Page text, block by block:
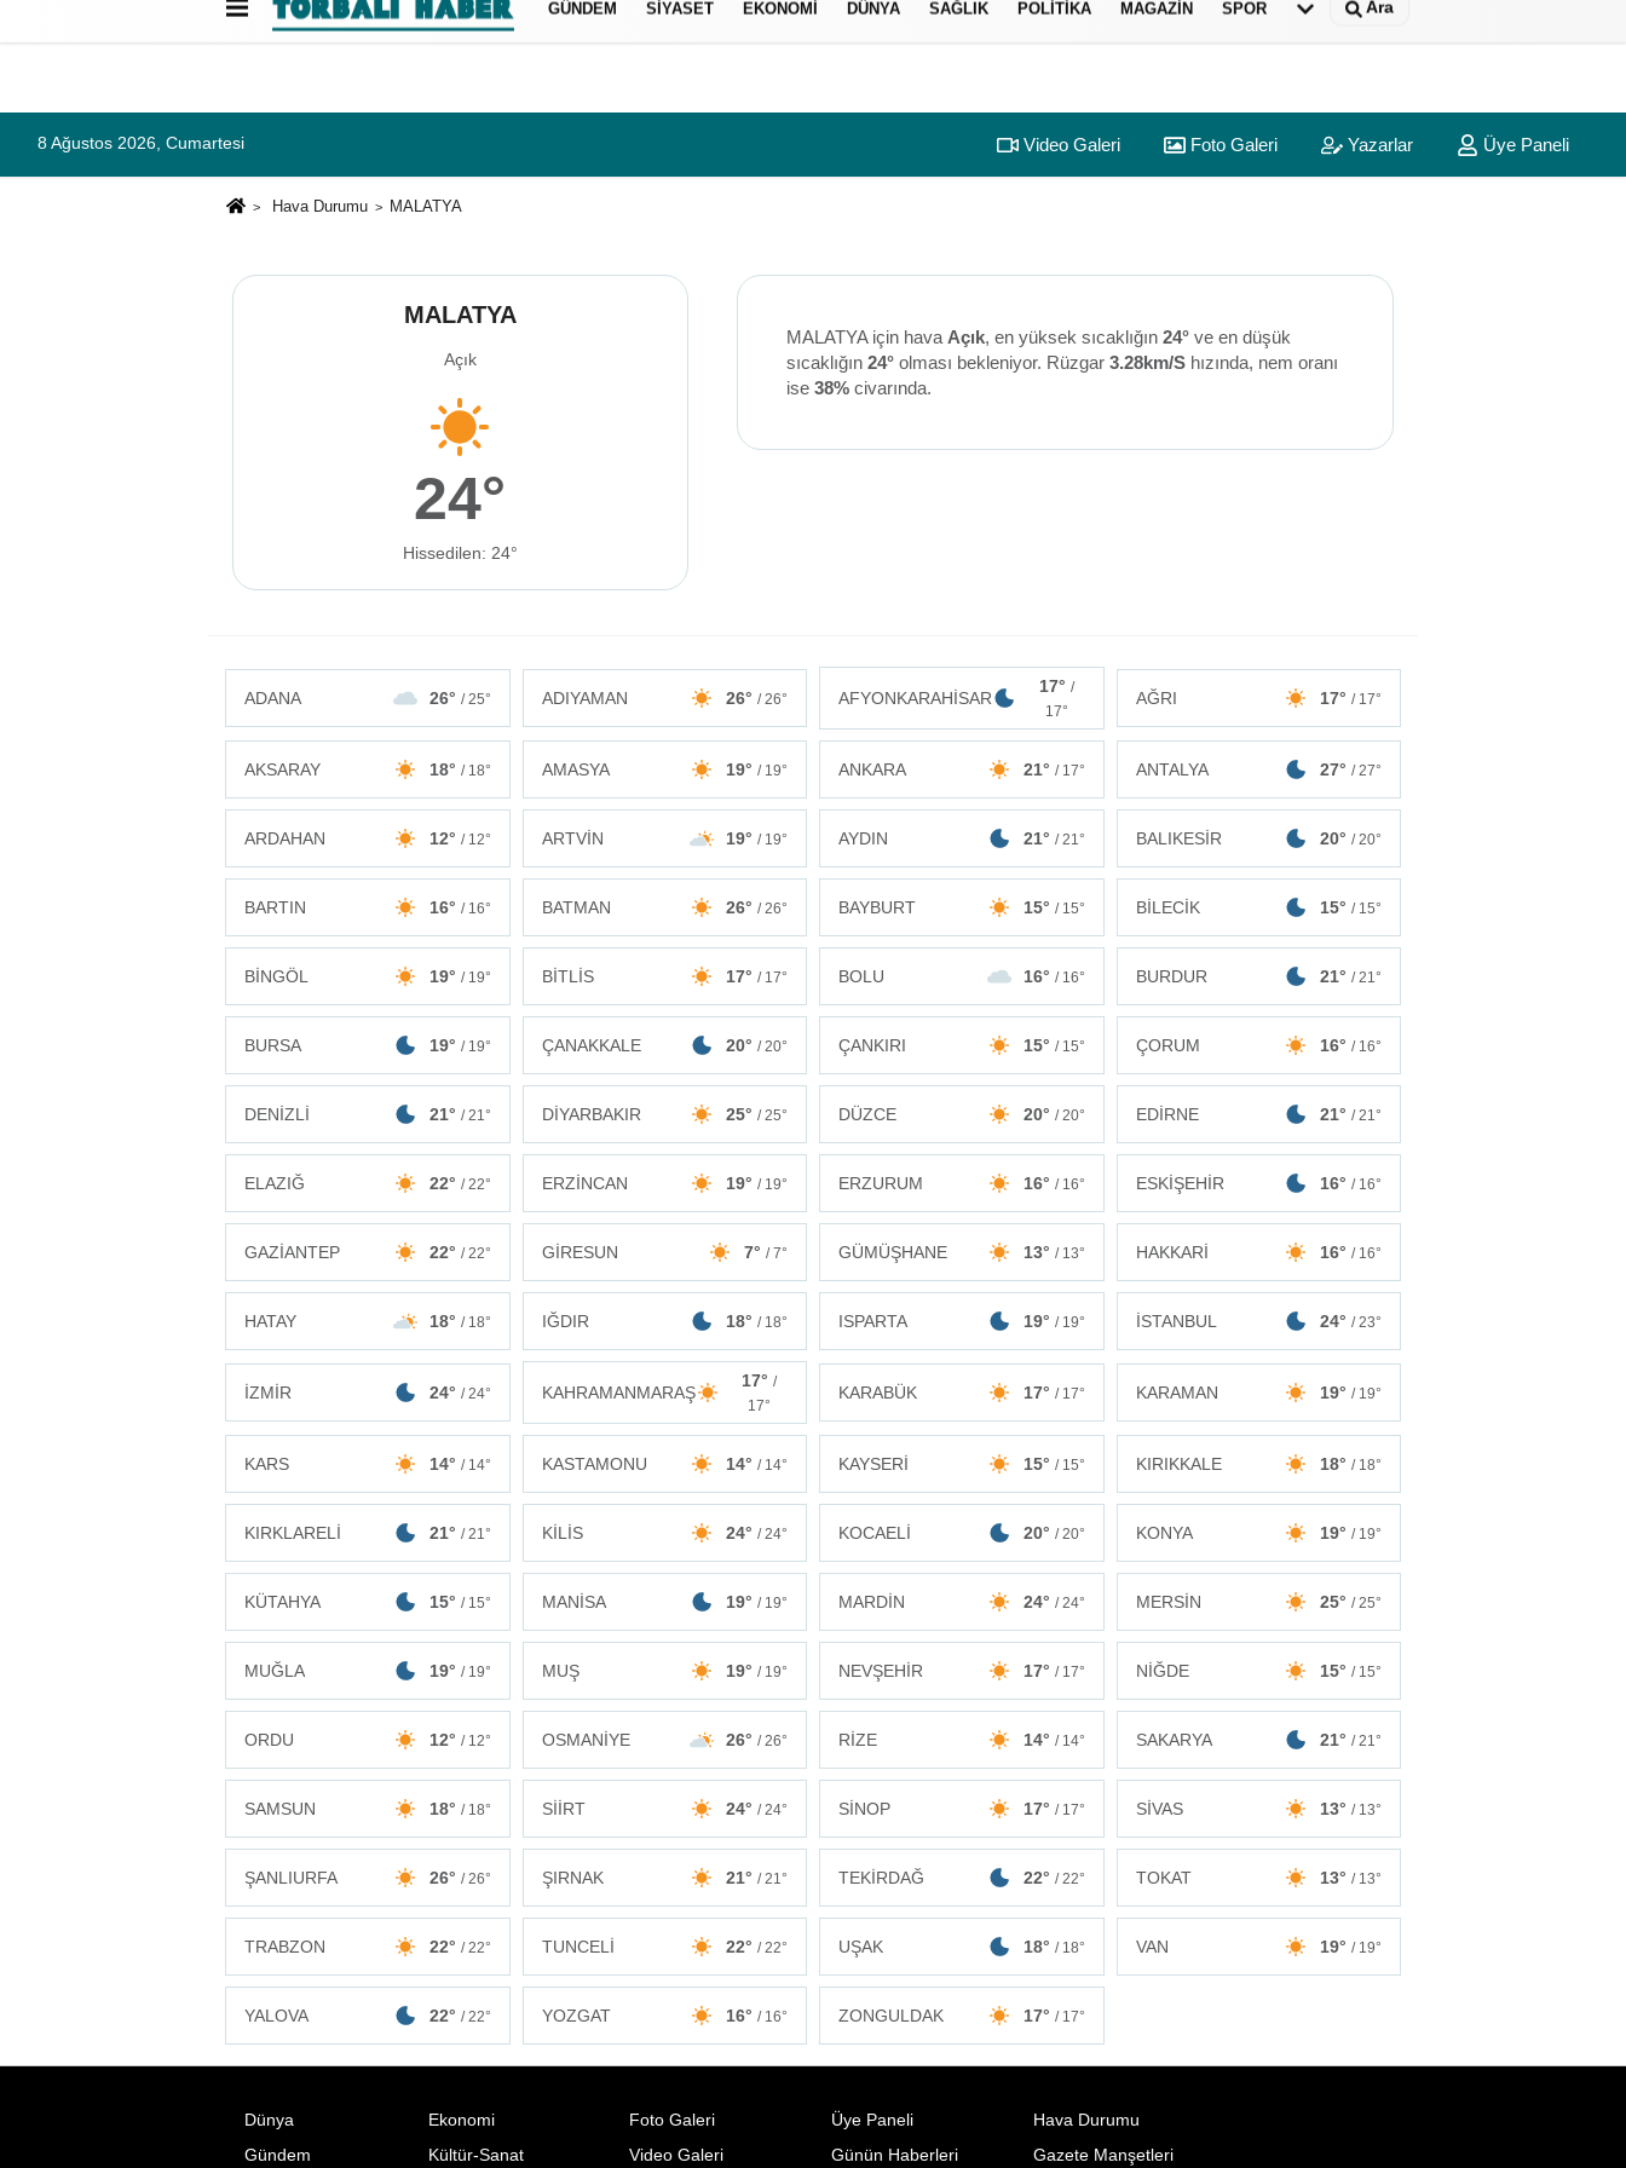
Künye İletişim Çerez Politikası
GÜNDEM SIYASET EKONOMI DÜNYA SAĞLIK POLITIKA MAGAZIN SPOR Ara
8 Ağustos 2026, Cumartesi Video Galeri Foto Galeri Yazarlar Üye Paneli
Hava Durumu MALATYA
MALATYA
Açık
24°
Hissedilen: 24°
MALATYA için hava Açık, en yüksek sıcaklığın 24°ve en düşük
sıcaklığın 24°olması bekleniyor. Rüzgar 3.28km/Shızında, nem oranı
ise 38%civarında.
ADANA 26° / 25° ADIYAMAN 26° / 26° AFYONKARAHİSAR
17° /
17°
AĞRI 17° / 17°
AKSARAY 18° / 18° AMASYA 19° / 19° ANKARA 21° / 17° ANTALYA 27° / 27°
ARDAHAN 12° / 12° ARTVİN 19° / 19° AYDIN 21° / 21° BALIKESİR 20° / 20°
BARTIN 16° / 16° BATMAN 26° / 26° BAYBURT 15° / 15° BİLECİK 15° / 15°
BİNGÖL 19° / 19° BİTLİS 17° / 17° BOLU 16° / 16° BURDUR 21° / 21°
BURSA 19° / 19° ÇANAKKALE 20° / 20° ÇANKIRI 15° / 15° ÇORUM 16° / 16°
DENİZLİ 21° / 21° DİYARBAKIR 25° / 25° DÜZCE 20° / 20° EDİRNE 21° / 21°
ELAZIĞ 22° / 22° ERZİNCAN 19° / 19° ERZURUM 16° / 16° ESKİŞEHİR 16° / 16°
GAZİANTEP 22° / 22° GİRESUN 7° / 7° GÜMÜŞHANE 13° / 13° HAKKARİ 16° / 16°
HATAY 18° / 18° IĞDIR 18° / 18° ISPARTA 19° / 19° İSTANBUL 24° / 23°
İZMİR 24° / 24° KAHRAMANMARAŞ
17°/
17°
KARABÜK 17° / 17° KARAMAN 19° / 19°
KARS 14° / 14° KASTAMONU 14° / 14° KAYSERİ 15° / 15° KIRIKKALE 18° / 18°
KIRKLARELİ 21° / 21° KİLİS 24° / 24° KOCAELİ 20° / 20° KONYA 19° / 19°
KÜTAHYA 15° / 15° MANİSA 19° / 19° MARDİN 24° / 24° MERSİN 25° / 25°
MUĞLA 19° / 19° MUŞ 19° / 19° NEVŞEHİR 17° / 17° NİĞDE 15° / 15°
ORDU 12° / 12° OSMANİYE 26° / 26° RİZE 14° / 14° SAKARYA 21° / 21°
SAMSUN 18° / 18° SİİRT 24° / 24° SİNOP 17° / 17° SİVAS 13° / 13°
ŞANLIURFA 26° / 26° ŞIRNAK 21° / 21° TEKİRDAĞ 22° / 22° TOKAT 13° / 13°
TRABZON 22° / 22° TUNCELİ 22° / 22° UŞAK 18° / 18° VAN 19° / 19°
YALOVA 22° / 22° YOZGAT 16° / 16° ZONGULDAK 17° / 17°
Dünya
Ekonomi
Gündem
Kültür-Sanat
Foto Galeri
Video Galeri
Üye Paneli
Günün Haberleri
Hava Durumu
Gazete Manşetleri